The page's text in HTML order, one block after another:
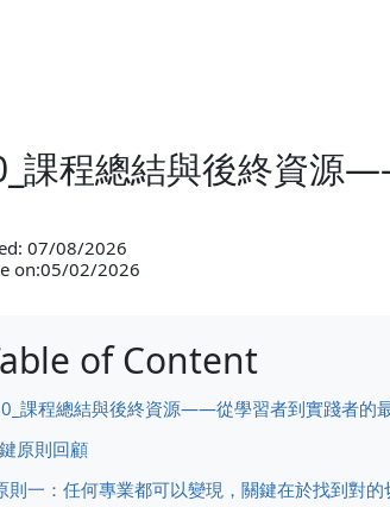
課程總結與後終資源
07/08/2026
on:05/02/2026
of Content
課程總結與後終資源——從學習者到實踐者的
原則回顧
則一：任何專業都可以變現，關鍵在於找到對的